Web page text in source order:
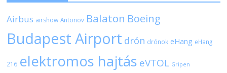
Airbus airshow Antonov Balaton Boeing
Budapest Airport drón drónok eHang eHang
216 elektromos hajtás eVTOL Gripen